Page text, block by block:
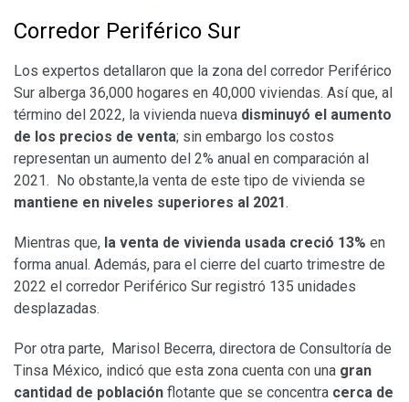
Corredor Periférico Sur
Los expertos detallaron que la zona del corredor Periférico
Sur alberga 36,000 hogares en 40,000 viviendas. Así que, al
término del 2022, la vivienda nueva disminuyó el aumento
de los precios de venta; sin embargo los costos
representan un aumento del 2% anual en comparación al
2021. No obstante,la venta de este tipo de vivienda se
mantiene en niveles superiores al 2021.
Mientras que, la venta de vivienda usada creció 13% en
forma anual. Además, para el cierre del cuarto trimestre de
2022 el corredor Periférico Sur registró 135 unidades
desplazadas.
Por otra parte, Marisol Becerra, directora de Consultoría de
Tinsa México, indicó que esta zona cuenta con una gran
cantidad de población flotante que se concentra cerca de